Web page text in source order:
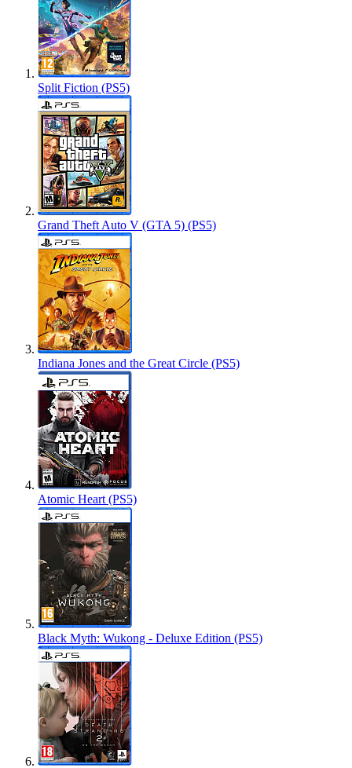
Split Fiction (PS5)
Grand Theft Auto V (GTA 5) (PS5)
Indiana Jones and the Great Circle (PS5)
Atomic Heart (PS5)
Black Myth: Wukong - Deluxe Edition (PS5)